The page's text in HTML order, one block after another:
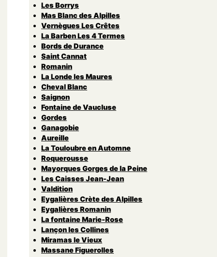
Les Borrys
Mas Blanc des Alpilles
Vernègues Les Crêtes
La Barben Les 4 Termes
Bords de Durance
Saint Cannat
Romanin
La Londe les Maures
Cheval Blanc
Saignon
Fontaine de Vaucluse
Gordes
Ganagobie
Aureille
La Touloubre en Automne
Roquerousse
Mayorques Gorges de la Peine
Les Caisses Jean-Jean
Valdition
Eygalières Crète des Alpilles
Eygalières Romanin
La fontaine Marie-Rose
Lançon les Collines
Miramas le Vieux
Massane Figuerolles